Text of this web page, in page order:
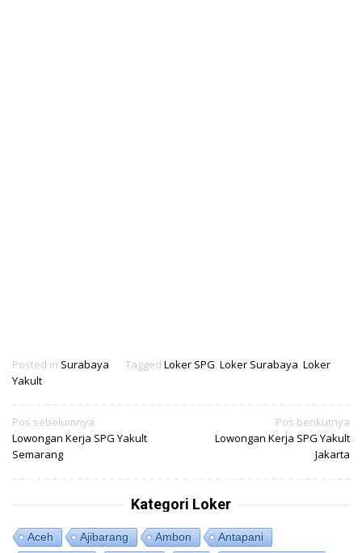
Posted in Surabaya Tagged Loker SPG Loker Surabaya Loker
Yakult
Navigasi
pos
Pos sebelumnya
Lowongan Kerja SPG Yakult
Semarang
Pos berikutnya
Lowongan Kerja SPG Yakult
Jakarta
Kategori Loker
Aceh Ajibarang Ambon
Antapani